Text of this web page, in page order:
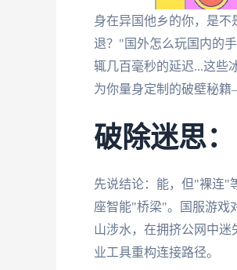
身在异国他乡的你，是
退？"国外怎么玩国内的
辄几百毫秒的延迟...这些
为你量身定制的破壁秘
破除迷思
先说结论：能，但"裸连"
座智能"桥梁"。国服游戏
山涉水，在拥挤公网中迷
业工具重构连接路径。